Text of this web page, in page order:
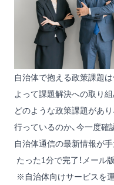
自治体で抱える政策課題
よって課題解決への取り
どのような政策課題があ
行っているのか、今一度確
自治体通信の最新情報が手
たった1分で完了！メール
※自治体向けサービスを